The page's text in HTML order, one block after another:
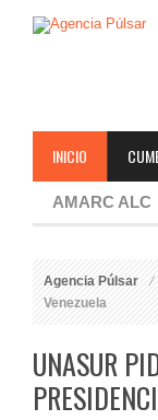
INICIO
AMARC ALC
Agencia Púlsar
Venezuela
UNASUR